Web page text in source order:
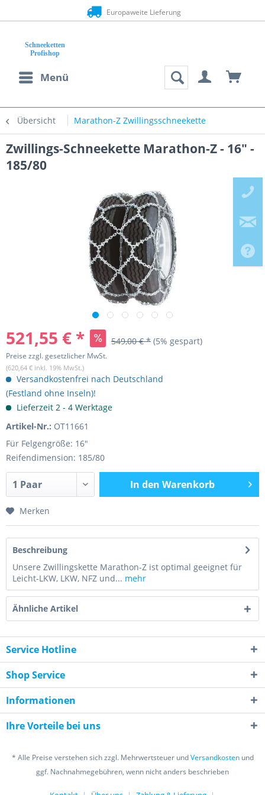
Europaweite Lieferung
Menü
Übersicht Marathon-Z Zwillingsschneekette
Zwillings-Schneekette Marathon-Z - 16" -
185/80
521,55 € * 549,00 € * (5% gespart)
Preise zzgl. gesetzlicher MwSt.
(620,64 € inkl. 19% MwSt.)
Versandkostenfrei nach Deutschland
(Festland ohne Inseln)!
Lieferzeit 2 - 4 Werktage
Artikel-Nr.: OT11661
Für Felgengröße: 16"
Reifendimension: 185/80
In den Warenkorb
Merken
Beschreibung
Unsere Zwillingskette Marathon-Z ist optimal geeignet für
Leicht-LKW, LKW, NFZ und... mehr
Ähnliche Artikel
Service Hotline
Shop Service
Informationen
Ihre Vorteile bei uns
* Alle Preise verstehen sich zzgl. Mehrwertsteuer undVersandkostenund
ggf. Nachnahmegebühren, wenn nicht anders beschrieben